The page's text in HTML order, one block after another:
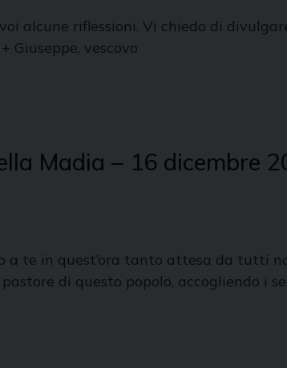
alcune riflessioni. Vi chiedo di
Giuseppe, vescovo
Madia – 16 dicembre
te in quest’ora tanto attesa da tutti
di questo popolo, accogliendo i